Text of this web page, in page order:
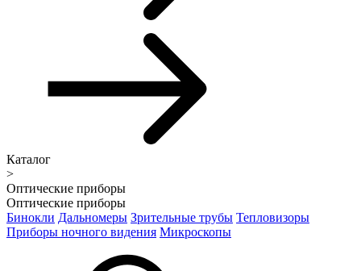
Каталог
>
Оптические приборы
Оптические приборы
Бинокли Дальномеры Зрительные трубы Тепловизоры
Приборы ночного видения Микроскопы